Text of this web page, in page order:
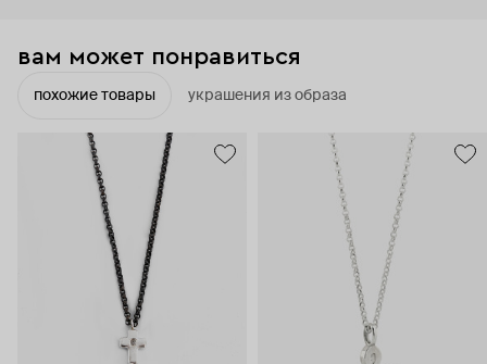
вам может понравиться
похожие товары украшения из образа